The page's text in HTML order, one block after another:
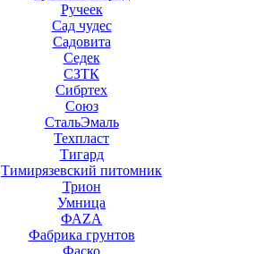
Ручеек
Сад чудес
Садовита
Седек
СЗТК
Сибртех
Союз
СтальЭмаль
Техпласт
Тигард
Тимирязевский питомник
Трион
Умница
ФАZА
Фабрика грунтов
Фаско